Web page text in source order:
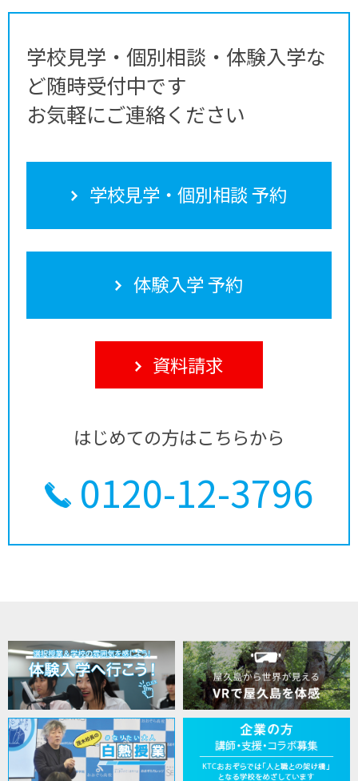
学校見学・個別相談・体験入学な
ど随時受付中です
お気軽にご連絡ください
学校見学・個別相談 予約
体験入学 予約
資料請求
はじめての方はこちらから
0120-12-3796